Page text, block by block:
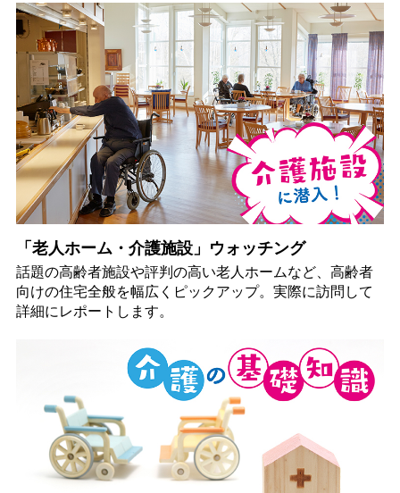
「老人ホーム・介護施設」ウォッチング
話題の高齢者施設や評判の高い老人ホームなど、高齢者
向けの住宅全般を幅広くピックアップ。実際に訪問して
詳細にレポートします。